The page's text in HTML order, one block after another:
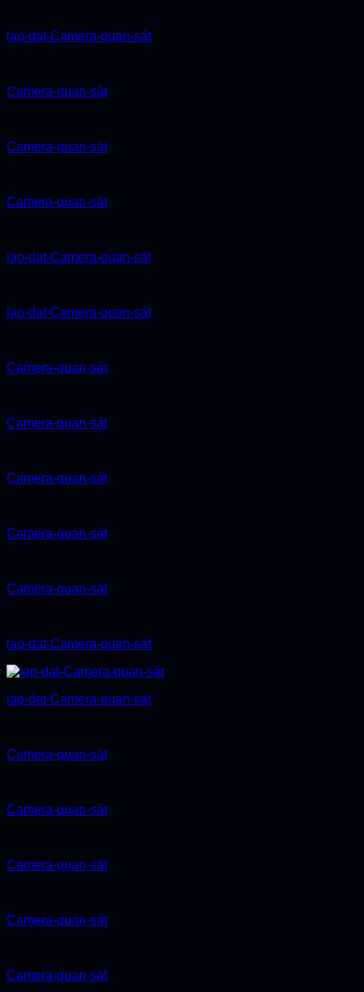
lap-dat-Camera-quan-sát
Camera-quan-sát
Camera-quan-sát
Camera-quan-sát
lap-dat-Camera-quan-sát
lap-dat-Camera-quan-sát
Camera-quan-sát
Camera-quan-sát
Camera-quan-sát
Camera-quan-sát
Camera-quan-sát
lap-dat-Camera-quan-sát
lap-dat-Camera-quan-sát
Camera-quan-sát
Camera-quan-sát
Camera-quan-sát
Camera-quan-sát
Camera-quan-sát